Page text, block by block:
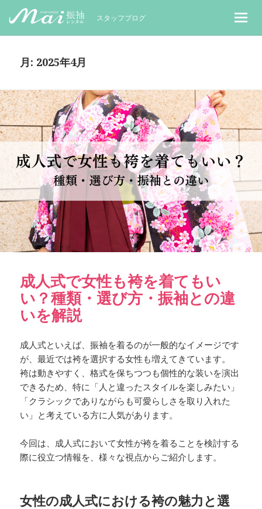
MaiレンタルBLOG｜Maiで成人式振袖
スタッフブログ
月: 2025年4月
成人式で女性も袴を着てもい
い？種類・選び方・振袖との違
いを解説
成人式といえば、振袖を着るのが一般的なイメージです
が、最近では袴を選択する女性も増えてきています。
袴は動きやすく、格式を保ちつつも個性的な装いを演出
できるため、特に「人と違ったスタイルを楽しみたい」
「クラシックでありながらも可愛らしさを取り入れた
い」と考えている方に人気があります。
今回は、成人式において女性が袴を着ることを検討する
際に役立つ情報を、様々な視点からご紹介します。
女性の成人式における袴の魅力と選